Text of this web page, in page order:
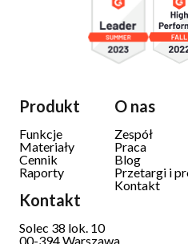
Produkt
Funkcje
Materiały
Cennik
Raporty
O nas
Zespół
Praca
Blog
Przetargi i
Kontakt
Kontakt
Solec 38 lok. 10
00-394Warszawa